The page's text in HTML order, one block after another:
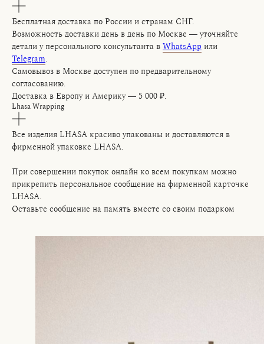
Бесплатная доставка по России и странам СНГ.
Возможность доставки день в день по Москве — уточняйте
детали у персонального консультанта вWhatsApp или
Telegram.
Самовывоз в Москве доступен по предварительному
согласованию.
Доставка в Европу и Америку — 5 000 ₽.
Lhasa Wrapping
Все изделия LHASA красиво упакованы и доставляются в
фирменной упаковке LHASA.
При совершении покупок онлайн ко всем покупкам можно
прикрепить персональное сообщение на фирменной карточке
LHASA.
Оставьте сообщение на память вместе со своим подарком